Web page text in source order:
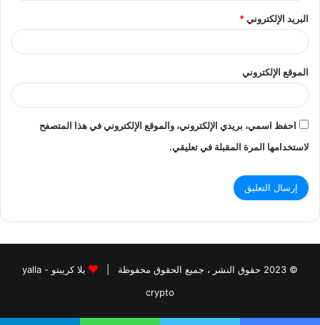
البريد الإلكتروني*
الموقع الإلكتروني
احفظ اسمي، بريدي الإلكتروني، والموقع الإلكتروني في هذا المتصفح
لاستخدامها المرة المقبلة في تعليقي.
© 2023 حقوق النشر ، جميع الحقوق محفوظة |
يلا كريبتو - yalla
crypto